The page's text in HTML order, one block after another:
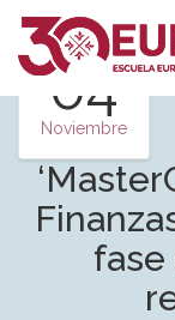
04
Noviembre
fase